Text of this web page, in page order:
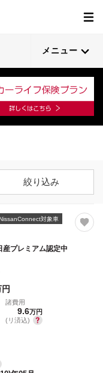
メニュー
絞り込み
70
対象車
産プレミアム認定中
諸費用
9.6万円
(リ済込)
34
67
23
37
30
39
43
34
22
38
28
64
26
34
32
35
27
36
25